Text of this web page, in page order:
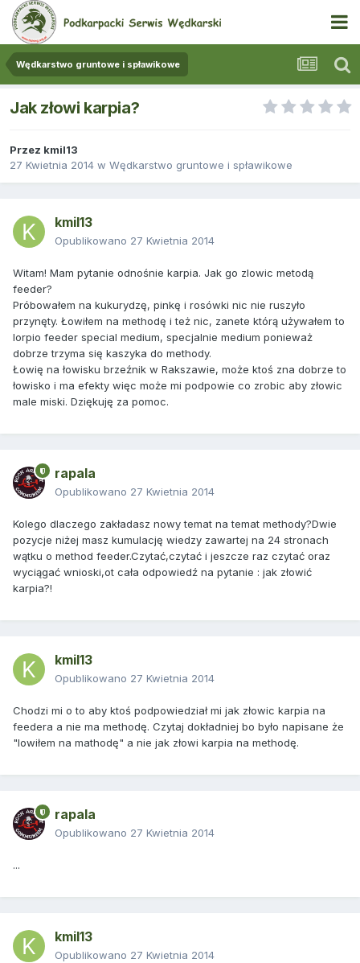
Wędkarstwo gruntowe i spławikowe
Jak złowi karpia?
Przez kmil13
27 Kwietnia 2014 w Wędkarstwo gruntowe i spławikowe
kmil13
Opublikowano 27 Kwietnia 2014
Witam! Mam pytanie odnośnie karpia. Jak go zlowic metodą
feeder?
Próbowałem na kukurydzę, pinkę i rosówki nic nie ruszyło
przynęty. Łowiłem na methodę i też nic, zanete którą używałem to
lorpio feeder special medium, specjalnie medium ponieważ
dobrze trzyma się kaszyka do methody.
Łowię na łowisku brzeźnik w Rakszawie, może ktoś zna dobrze to
łowisko i ma efekty więc może mi podpowie co zrobic aby złowic
male miski. Dziękuję za pomoc.
rapala
Opublikowano 27 Kwietnia 2014
Kolego dlaczego zakładasz nowy temat na temat methody?Dwie
pozycje niżej masz kumulację wiedzy zawartej na 24 stronach
wątku o method feeder.Czytać,czytać i jeszcze raz czytać oraz
wyciągać wnioski,ot cała odpowiedź na pytanie : jak złowić
karpia?!
kmil13
Opublikowano 27 Kwietnia 2014
Chodzi mi o to aby ktoś podpowiedział mi jak złowic karpia na
feedera a nie ma methodę. Czytaj dokładniej bo było napisane że
"lowiłem na mathodę" a nie jak złowi karpia na methodę.
rapala
Opublikowano 27 Kwietnia 2014
...
kmil13
Opublikowano 27 Kwietnia 2014